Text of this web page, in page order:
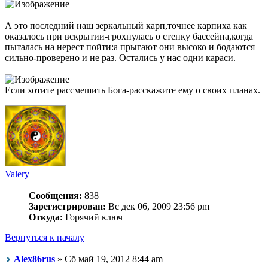
А это последний наш зеркальный карп,точнее карпиха как
оказалось при вскрытии-грохнулась о стенку бассейна,когда
пыталась на нерест пойти:а прыгают они высоко и бодаются
сильно-проверено и не раз. Остались у нас одни караси.
Если хотите рассмешить Бога-расскажите ему о своих планах.
Valery
Сообщения: 838
Зарегистрирован: Вс дек 06, 2009 23:56 pm
Откуда: Горячий ключ
Вернуться к началу
Alex86rus » Сб май 19, 2012 8:44 am